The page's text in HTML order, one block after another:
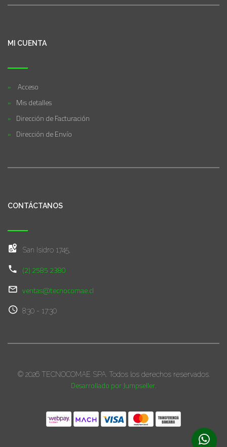
MI CUENTA
Acceso
Mis detalles
Dirección de Facturación
Dirección de Envío
CONTÁCTANOS
San Isidro 1745,
(2) 2585 2380
ventas@tecnocomae.cl
8:30 - 17:30
© 2026 TECNOCOMAE SPA. Todos los derechos reservados.
Desarrollado por Jumpseller